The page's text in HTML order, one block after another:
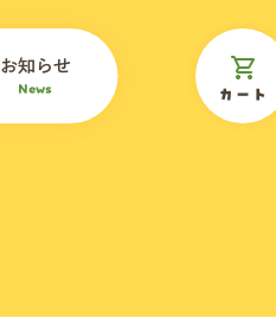
お知らせ
News カート